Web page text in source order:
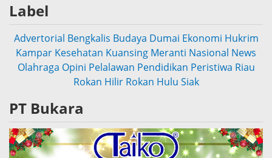
Label
Advertorial Bengkalis Budaya Dumai Ekonomi Hukrim
Kampar Kesehatan Kuansing Meranti Nasional News
Olahraga Opini Pelalawan Pendidikan Peristiwa Riau
Rokan Hilir Rokan Hulu Siak
PT Bukara